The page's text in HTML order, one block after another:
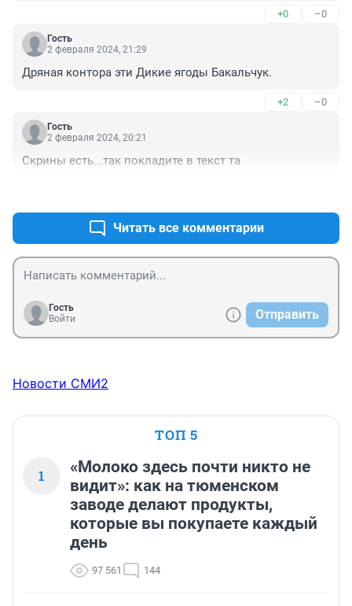
+0 –0
Гость
2 февраля 2024, 21:29
Дряная контора эти Дикие ягоды Бакальчук.
+2 –0
Гость
2 февраля 2024, 20:21
Скрины есть...так покладите в текст та
Читать все комментарии
Гость
Войти
Отправить
Новости СМИ2
ТОП 5
1
«Молоко здесь почти никто не
видит»: как на тюменском
заводе делают продукты,
которые вы покупаете каждый
день
97 561 144